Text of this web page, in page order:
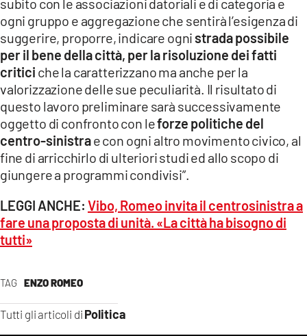
TAG ENZO ROMEO
Tutti gli articoli di Politica
ogni gruppo e aggregazione che sentirà l’esigenza di
suggerire, proporre, indicare ogni strada possibile
per il bene della città, per la risoluzione dei fatti
critici che la caratterizzano ma anche per la
valorizzazione delle sue peculiarità. Il risultato di
questo lavoro preliminare sarà successivamente
oggetto di confronto con leforze politiche del
centro-sinistrae con ogni altro movimento civico, al
fine di arricchirlo di ulteriori studi ed allo scopo di
giungere a programmi condivisi”.
LEGGI ANCHE: Vibo, Romeo invita il centrosinistra a
fare una proposta di unità. «La città ha bisogno di
tutti»